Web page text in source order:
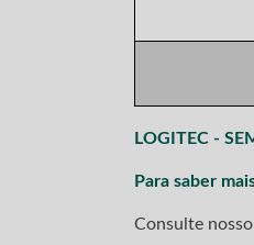
LOGITEC -
Para saber
Consulte